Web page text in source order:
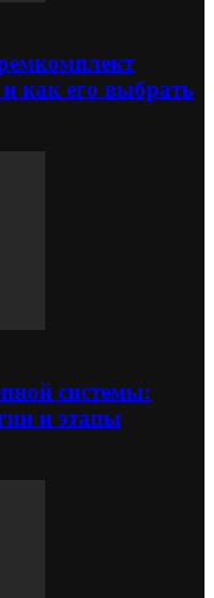
как его выбрать
системы:
и этапы